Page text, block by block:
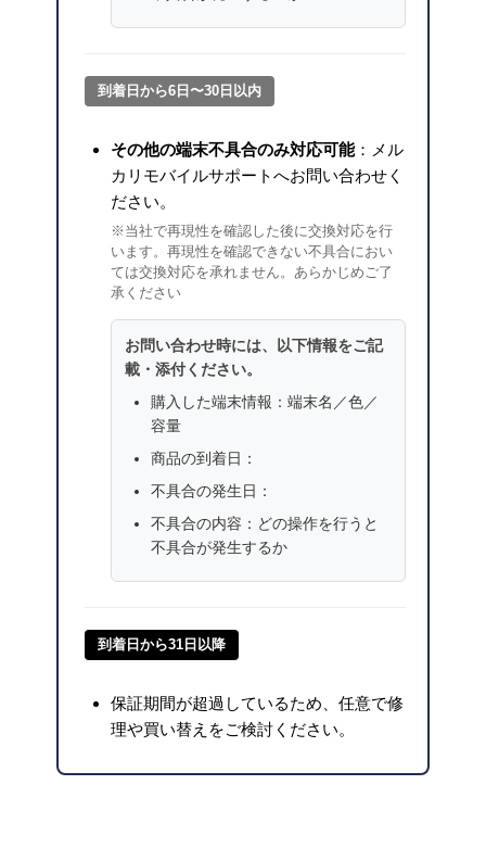
到着日から6日〜30日以内
その他の端末不具合のみ対応可能：メル
カリモバイルサポートへお問い合わせく
ださい。
※当社で再現性を確認した後に交換対応を行
います。再現性を確認できない不具合におい
ては交換対応を承れません。あらかじめご了
承ください
お問い合わせ時には、以下情報をご記
載・添付ください。
購入した端末情報：端末名／色／
容量
商品の到着日：
不具合の発生日：
不具合の内容：どの操作を行うと
不具合が発生するか
到着日から31日以降
保証期間が超過しているため、任意で修
理や買い替えをご検討ください。